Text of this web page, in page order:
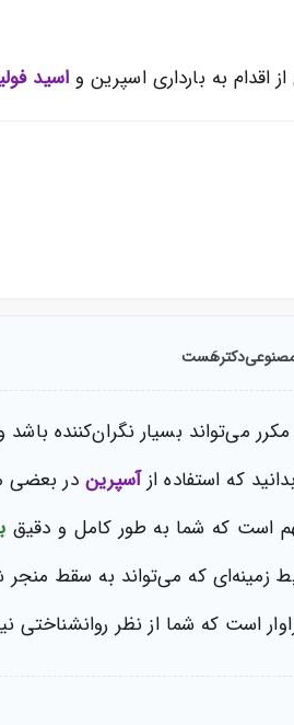
از اقدام به بارداری اسپرین و اسید
دکترهَست
می‌تواند بسیار نگران‌کننده
که استفاده ازآسپرین در بعضی
است که شما به طور کامل و دقیق
زمینه‌ای که می‌تواند به سقط منجر
است که شما از نظر روانشناختی